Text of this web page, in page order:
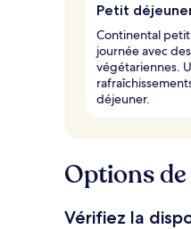
Petit
Continental
journée avec
végétariennes.
déjeuner.
Options
Vérifiez la